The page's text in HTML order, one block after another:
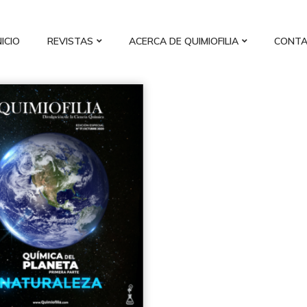
REVISTAS ACERCA DE QUIMIOFILIA